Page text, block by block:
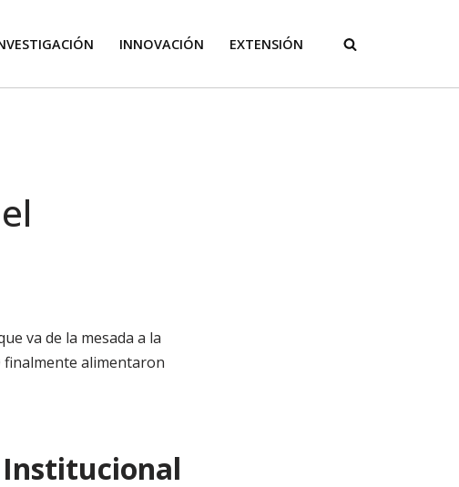
INNOVACIÓN EXTENSIÓN
va de la mesada a la
finalmente alimentaron
Institucional